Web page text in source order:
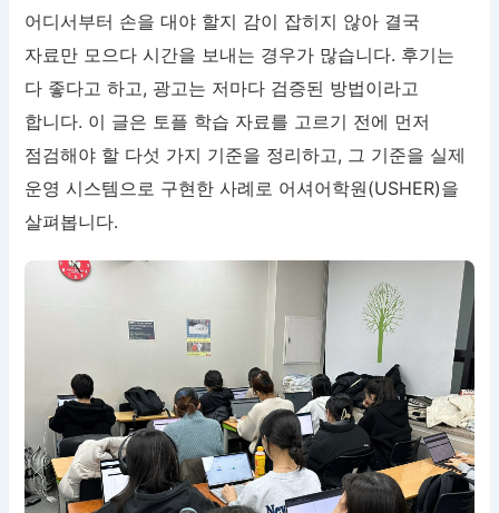
어디서부터 손을 대야 할지 감이 잡히지 않아 결국
자료만 모으다 시간을 보내는 경우가 많습니다. 후기는
다 좋다고 하고, 광고는 저마다 검증된 방법이라고
합니다. 이 글은 토플 학습 자료를 고르기 전에 먼저
점검해야 할 다섯 가지 기준을 정리하고, 그 기준을 실제
운영 시스템으로 구현한 사례로 어셔어학원(USHER)을
살펴봅니다.